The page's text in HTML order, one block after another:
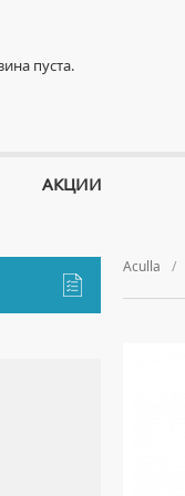
Aculla
пуста.
АКЦИИ